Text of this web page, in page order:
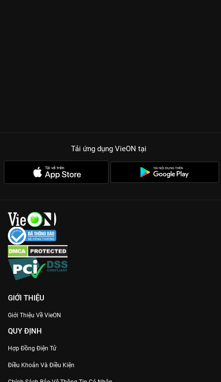
Tải ứng dụng VieON tại
GIỚI THIỆU
Giới Thiệu Về VieON
QUY ĐỊNH
Hợp Đồng Điện Tử
Điều Khoản Và Điều Kiện